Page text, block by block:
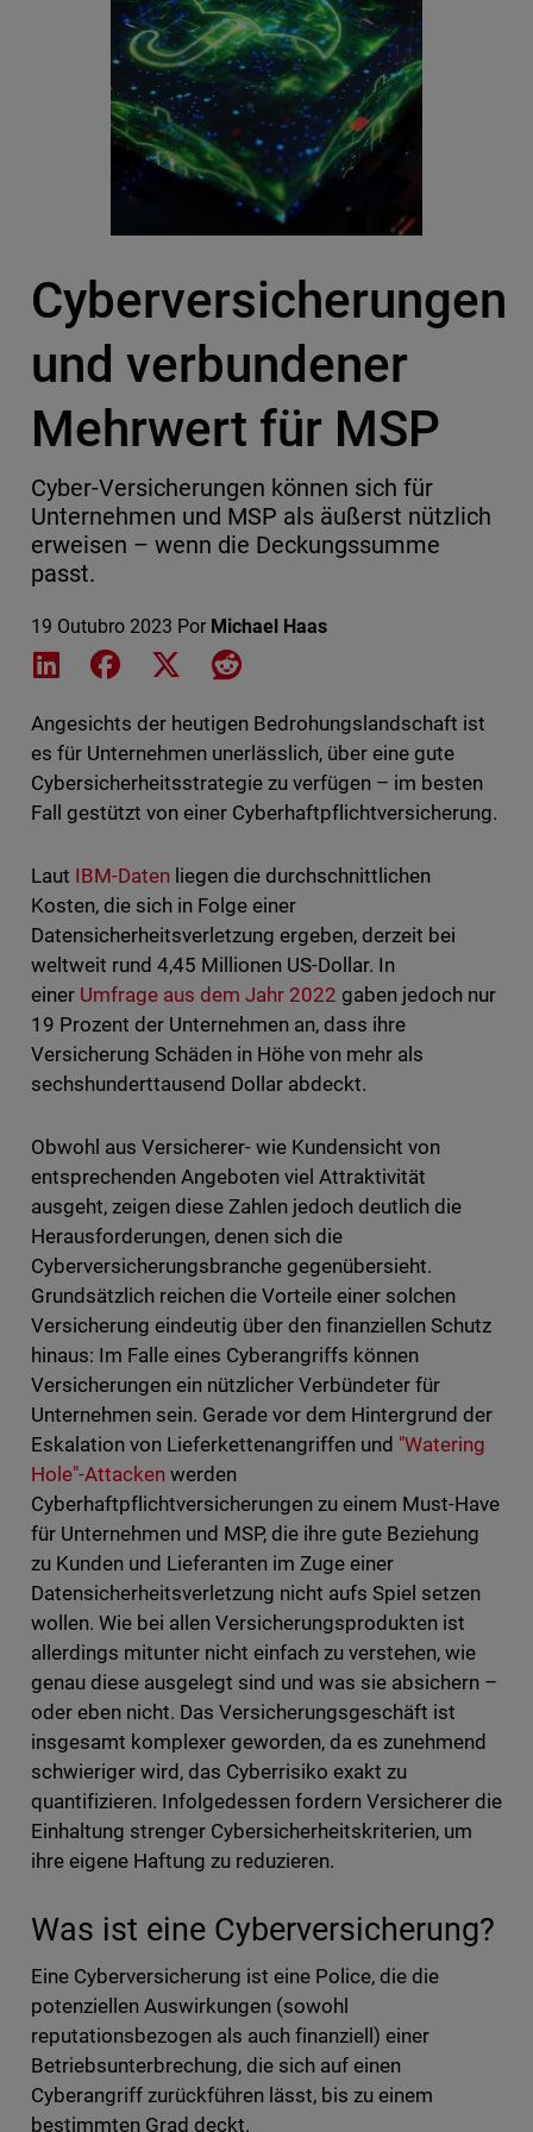
Cyberversicherungen
und verbundener
Mehrwert für MSP
Cyber-Versicherungen können sich für
Unternehmen und MSP als äußerst nützlich
erweisen – wenn die Deckungssumme
passt.
19 Outubro 2023 Por Michael Haas
Share on LinkedIn
Share on Facebook
Share on XShare on Reddit
Angesichts der heutigen Bedrohungslandschaft ist
es für Unternehmen unerlässlich, über eine gute
Cybersicherheitsstrategie zu verfügen – im besten
Fall gestützt von einer Cyberhaftpflichtversicherung.
Laut IBM-Datenliegen die durchschnittlichen
Kosten, die sich in Folge einer
Datensicherheitsverletzung ergeben, derzeit bei
weltweit rund 4,45 Millionen US-Dollar. In
einer Umfrage aus dem Jahr 2022 gaben jedoch nur
19 Prozent der Unternehmen an, dass ihre
Versicherung Schäden in Höhe von mehr als
sechshunderttausend Dollar abdeckt.
Obwohl aus Versicherer- wie Kundensicht von
entsprechenden Angeboten viel Attraktivität
ausgeht, zeigen diese Zahlen jedoch deutlich die
Herausforderungen, denen sich die
Cyberversicherungsbranche gegenübersieht.
Grundsätzlich reichen die Vorteile einer solchen
Versicherung eindeutig über den finanziellen Schutz
hinaus: Im Falle eines Cyberangriffs können
Versicherungen ein nützlicher Verbündeter für
Unternehmen sein. Gerade vor dem Hintergrund der
Eskalation von Lieferkettenangriffen und "Watering
Hole"-Attackenwerden
Cyberhaftpflichtversicherungen zu einem Must-Have
für Unternehmen und MSP, die ihre gute Beziehung
zu Kunden und Lieferanten im Zuge einer
Datensicherheitsverletzung nicht aufs Spiel setzen
wollen. Wie bei allen Versicherungsprodukten ist
allerdings mitunter nicht einfach zu verstehen, wie
genau diese ausgelegt sind und was sie absichern –
oder eben nicht. Das Versicherungsgeschäft ist
insgesamt komplexer geworden, da es zunehmend
schwieriger wird, das Cyberrisiko exakt zu
quantifizieren. Infolgedessen fordern Versicherer die
Einhaltung strenger Cybersicherheitskriterien, um
ihre eigene Haftung zu reduzieren.
Was ist eine Cyberversicherung?
Eine Cyberversicherung ist eine Police, die die
potenziellen Auswirkungen (sowohl
reputationsbezogen als auch finanziell) einer
Betriebsunterbrechung, die sich auf einen
Cyberangriff zurückführen lässt, bis zu einem
bestimmten Grad deckt.